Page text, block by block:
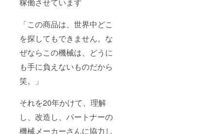
稼働させています
「この商品は、世界中どこ
を探してもできません。な
ぜならこの機械は、どうに
も手に負えないものだから
笑。」
それを20年かけて、理解
し、改造し、パートナーの
機械メーカーさんに協力し